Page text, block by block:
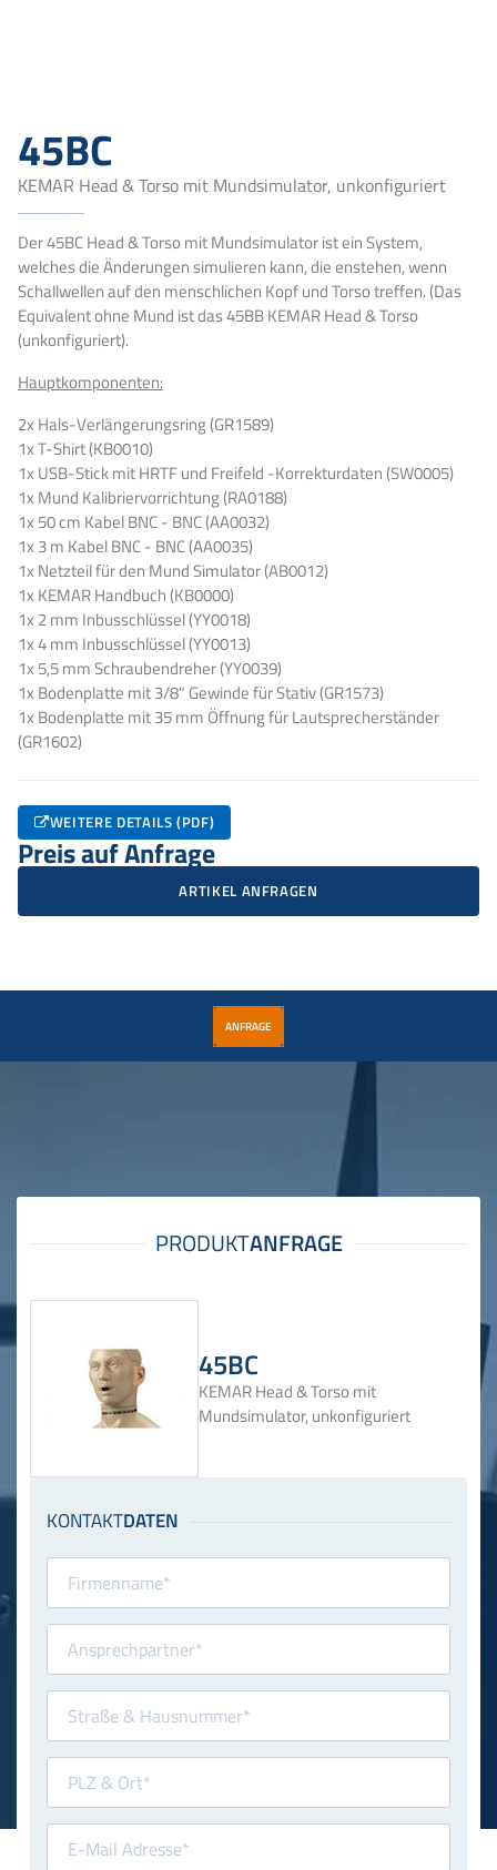
45BC
KEMAR Head & Torso mit Mundsimulator, unkonfiguriert
Der 45BC Head & Torso mit Mundsimulator ist ein System,
welches die Änderungen simulieren kann, die enstehen, wenn
Schallwellen auf den menschlichen Kopf und Torso treffen. (Das
Equivalent ohne Mund ist das 45BB KEMAR Head & Torso
(unkonfiguriert).
Hauptkomponenten:
2x Hals-Verlängerungsring (GR1589)
1x T-Shirt (KB0010)
1x USB-Stick mit HRTF und Freifeld -Korrekturdaten (SW0005)
1x Mund Kalibriervorrichtung (RA0188)
1x 50 cm Kabel BNC - BNC (AA0032)
1x 3 m Kabel BNC - BNC (AA0035)
1x Netzteil für den Mund Simulator (AB0012)
1x KEMAR Handbuch (KB0000)
1x 2 mm Inbusschlüssel (YY0018)
1x 4 mm Inbusschlüssel (YY0013)
1x 5,5 mm Schraubendreher (YY0039)
1x Bodenplatte mit 3/8" Gewinde für Stativ (GR1573)
1x Bodenplatte mit 35 mm Öffnung für Lautsprecherständer
(GR1602)
WEITERE DETAILS (PDF)
Preis auf Anfrage
ARTIKEL ANFRAGEN
ANFRAGE
45BC
KEMAR Head & Torso mit
Mundsimulator, unkonfiguriert